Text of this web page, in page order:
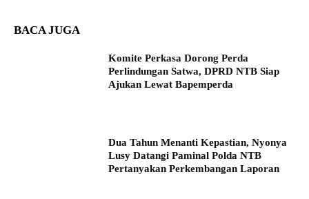
BACA JUGA
Komite Perkasa Dorong Perda
Perlindungan Satwa, DPRD NTB Siap
Ajukan Lewat Bapemperda
Dua Tahun Menanti Kepastian, Nyonya
Lusy Datangi Paminal Polda NTB
Pertanyakan Perkembangan Laporan